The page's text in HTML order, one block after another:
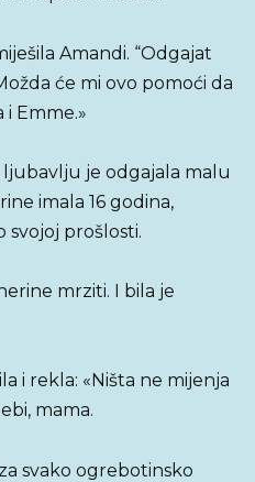
Amandi. “Odgajat
će mi ovo pomoći da
Emme.»
ljubavlju je odgajala malu
imala 16 godina,
svojoj prošlosti.
mrziti. I bila je
i rekla: «Ništa ne mijenja
mama.
svako ogrebotinsko